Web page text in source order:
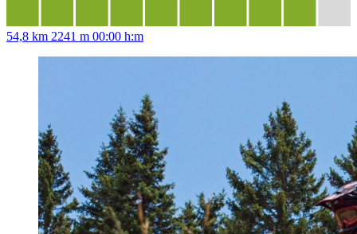
54,8 km 2241 m 00:00 h:m